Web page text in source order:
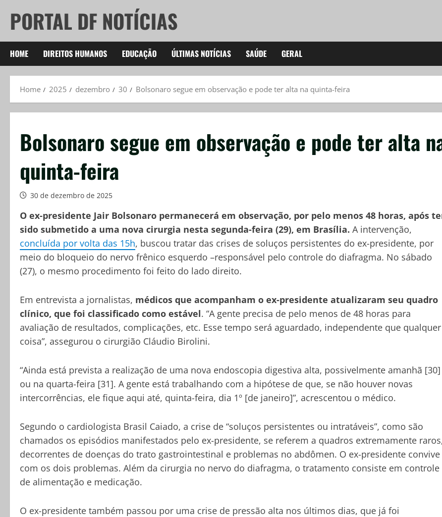
content
PORTAL DF NOTÍCIAS
HOME DIREITOS HUMANOS EDUCAÇÃO ÚLTIMAS NOTÍCIAS SAÚDE GERAL
Home 2025 dezembro 30 Bolsonaro segue em observação e pode ter alta na quinta-feira
Bolsonaro segue em observação e pode ter alta
quinta-feira
30 de dezembro de 2025
O ex-presidente Jair Bolsonaro permanecerá em observação, por pelo menos 48 horas, após
sido submetido a uma nova cirurgia nesta segunda-feira (29), em Brasília. A intervenção,
concluída por volta das 15h, buscou tratar das crises de soluços persistentes do ex-presidente, por
meio do bloqueio do nervo frênico esquerdo –responsável pelo controle do diafragma. No sábado
(27), o mesmo procedimento foi feito do lado direito.
Em entrevista a jornalistas, médicos que acompanham o ex-presidente atualizaram seu quadro
clínico, que foi classificado como estável. “A gente precisa de pelo menos de 48 horas para
avaliação de resultados, complicações, etc. Esse tempo será aguardado, independente que qualquer
coisa”, assegurou o cirurgião Cláudio Birolini.
“Ainda está prevista a realização de uma nova endoscopia digestiva alta, possivelmente amanhã [30]
ou na quarta-feira [31]. A gente está trabalhando com a hipótese de que, se não houver novas
intercorrências, ele fique aqui até, quinta-feira, dia 1º [de janeiro]”, acrescentou o médico.
Segundo o cardiologista Brasil Caiado, a crise de “soluços persistentes ou intratáveis”, como são
chamados os episódios manifestados pelo ex-presidente, se referem a quadros extremamente
decorrentes de doenças do trato gastrointestinal e problemas no abdômen. O ex-presidente convive
com os dois problemas. Além da cirurgia no nervo do diafragma, o tratamento consiste em controle
de alimentação e medicação.
O ex-presidente também passou por uma crise de pressão alta nos últimos dias, que já foi